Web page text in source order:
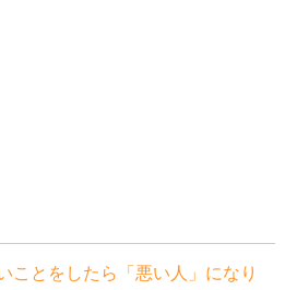
ことをしたら「悪い人」になり